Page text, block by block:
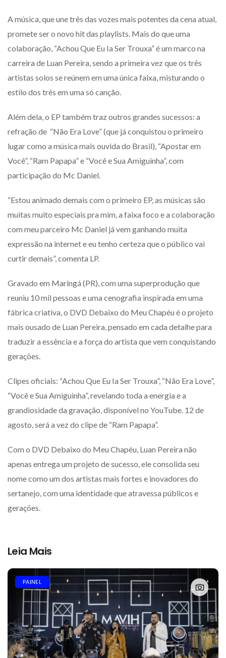
A música, que une três das vozes mais potentes da cena atual,
promete ser o novo hit das playlists. Mais do que uma
colaboração, “Achou Que Eu Ia Ser Trouxa” é um marco na
carreira de Luan Pereira, sendo a primeira vez que os três
artistas solos se reúnem em uma única faixa, misturando o
estilo dos três em uma só canção.
Além dela, o EP também traz outros grandes sucessos: a
refração de “Não Era Love” (que já conquistou o primeiro
lugar como a música mais ouvida do Brasil), “Apostar em
Você”, “Ram Papapa” e “Você e Sua Amiguinha”, com
participação do Mc Daniel.
“Estou animado demais com o primeiro EP, as músicas são
muitas muito especiais pra mim, a faixa foco e a colaboração
com meu parceiro Mc Daniel já vem ganhando muita
expressão na internet e eu tenho certeza que o público vai
curtir demais”, comenta LP.
Gravado em Maringá (PR), com uma superprodução que
reuniu 10 mil pessoas e uma cenografia inspirada em uma
fábrica criativa, o DVD Debaixo do Meu Chapéu é o projeto
mais ousado de Luan Pereira, pensado em cada detalhe para
traduzir a essência e a força do artista que vem conquistando
gerações.
Clipes oficiais: “Achou Que Eu Ia Ser Trouxa”, “Não Era Love”,
“Você e Sua Amiguinha”, revelando toda a energia e a
grandiosidade da gravação, disponível no YouTube. 12 de
agosto, será a vez do clipe de “Ram Papapa”.
Com o DVD Debaixo do Meu Chapéu, Luan Pereira não
apenas entrega um projeto de sucesso, ele consolida seu
nome como um dos artistas mais fortes e inovadores do
sertanejo, com uma identidade que atravessa públicos e
gerações.
Leia Mais
PAINEL